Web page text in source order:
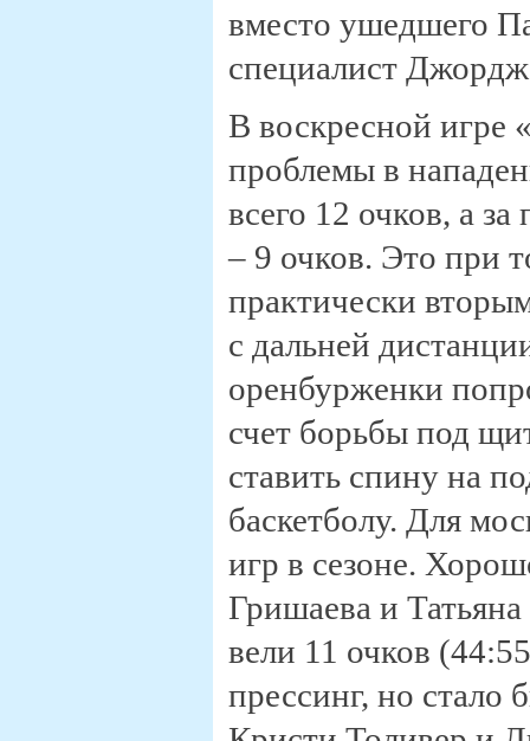
вместо ушедшего
специалист
В воскресной игре
проблемы в
всего 12 очков, а
– 9 очков. Это при
практически
с дальней
оренбурженки
счет борьбы под
ставить спину на
баскетболу. Для
игр в сезоне.
Гришаева и
вели 11 очков
прессинг, но стало